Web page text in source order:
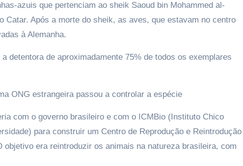
azuis que pertenciam ao sheik Saoud bin Mohammed al-
Catar. Após a morte do sheik, as aves, que estavam no centro
à Alemanha.
detentora de aproximadamente 75% de todos os exemplares
ONG estrangeira passou a controlar a espécie
com o governo brasileiro e com o ICMBio (Instituto Chico
para construir um Centro de Reprodução e Reintrodução
objetivo era reintroduzir os animais na natureza brasileira, com